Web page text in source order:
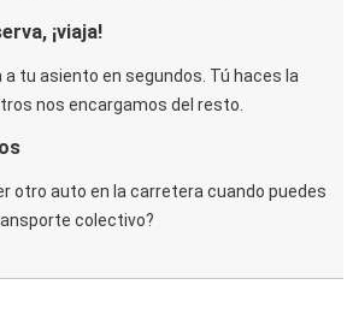
¡viaja!
a tu asiento en segundos. Tú haces la
nos encargamos del resto.
otro auto en la carretera cuando puedes
colectivo?